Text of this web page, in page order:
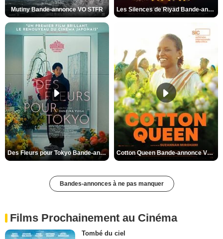
Mutiny Bande-annonce VO STFR Les Silences de Riyad Bande-annonce VO STFR
Des Fleurs pour Tokyo Bande-annonce VO STFR Cotton Queen Bande-annonce VO STFR
Bandes-annonces à ne pas manquer
Films Prochainement au Cinéma
Tombé du ciel